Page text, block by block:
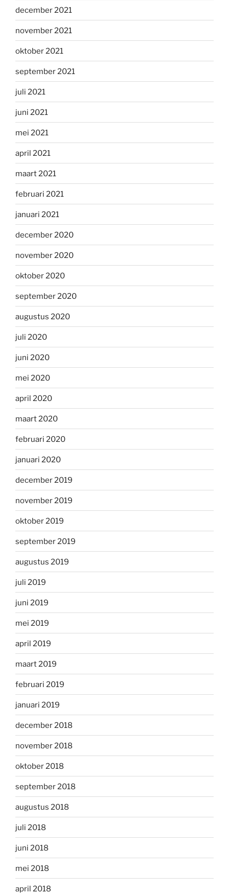
december 2021
november 2021
oktober 2021
september 2021
juli 2021
juni 2021
mei 2021
april 2021
maart 2021
februari 2021
januari 2021
december 2020
november 2020
oktober 2020
september 2020
augustus 2020
juli 2020
juni 2020
mei 2020
april 2020
maart 2020
februari 2020
januari 2020
december 2019
november 2019
oktober 2019
september 2019
augustus 2019
juli 2019
juni 2019
mei 2019
april 2019
maart 2019
februari 2019
januari 2019
december 2018
november 2018
oktober 2018
september 2018
augustus 2018
juli 2018
juni 2018
mei 2018
april 2018